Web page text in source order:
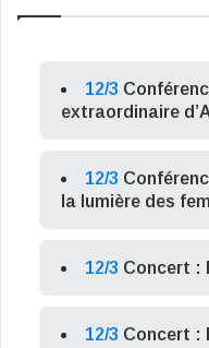
12/3
extraordinaire
12/3
la lumière des
12/3 Concert :
12/3 Concert :